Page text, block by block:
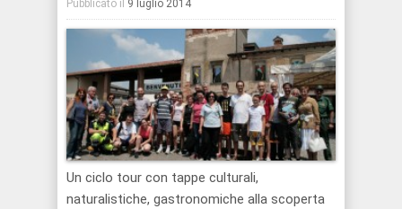
Pubblicato il 9 luglio 2014
Un ciclo tour con tappe culturali,
naturalistiche, gastronomiche alla scoperta